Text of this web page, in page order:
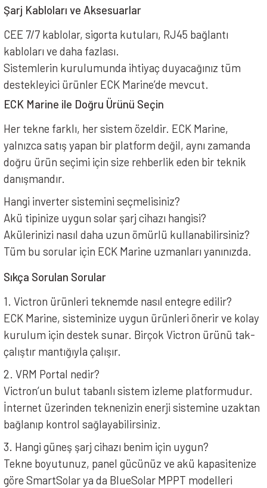
Şarj Kabloları ve Aksesuarlar
CEE 7/7 kablolar, sigorta kutuları, RJ45 bağlantı
kabloları ve daha fazlası.
Sistemlerin kurulumunda ihtiyaç duyacağınız tüm
destekleyici ürünler ECK Marine’de mevcut.
ECK Marine ile Doğru Ürünü Seçin
Her tekne farklı, her sistem özeldir. ECK Marine,
yalnızca satış yapan bir platform değil, aynı zamanda
doğru ürün seçimi için size rehberlik eden bir teknik
danışmandır.
Hangi inverter sistemini seçmelisiniz?
Akü tipinize uygun solar şarj cihazı hangisi?
Akülerinizi nasıl daha uzun ömürlü kullanabilirsiniz?
Tüm bu sorular için ECK Marine uzmanları yanınızda.
Sıkça Sorulan Sorular
1. Victron ürünleri teknemde nasıl entegre edilir?
ECK Marine, sisteminize uygun ürünleri önerir ve kolay
kurulum için destek sunar. Birçok Victron ürünü tak-
çalıştır mantığıyla çalışır.
2. VRM Portal nedir?
Victron’un bulut tabanlı sistem izleme platformudur.
İnternet üzerinden teknenizin enerji sistemine uzaktan
bağlanıp kontrol sağlayabilirsiniz.
3. Hangi güneş şarj cihazı benim için uygun?
Tekne boyutunuz, panel gücünüz ve akü kapasitenize
göre SmartSolar ya da BlueSolar MPPT modelleri